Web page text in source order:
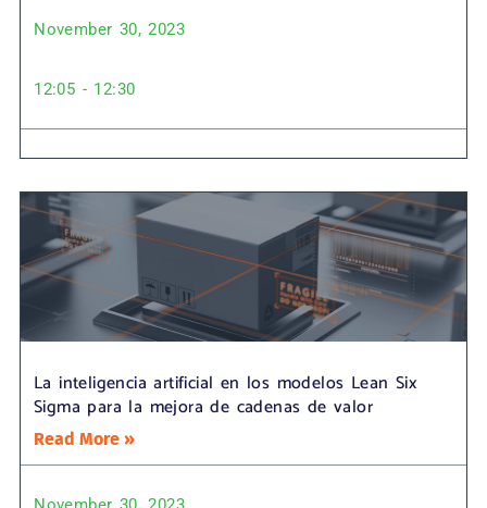
November 30, 2023
12:05 - 12:30
La inteligencia artificial en los modelos Lean Six
Sigma para la mejora de cadenas de valor
Read More »